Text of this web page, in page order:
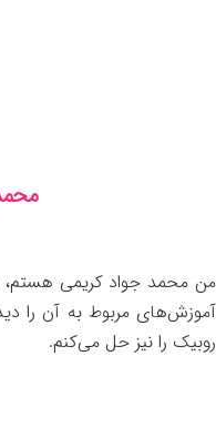
من محمد جواد کریمی هستم،
آموزش‌های مربوط به آن را
روبیک را نیز حل می‌کنم.